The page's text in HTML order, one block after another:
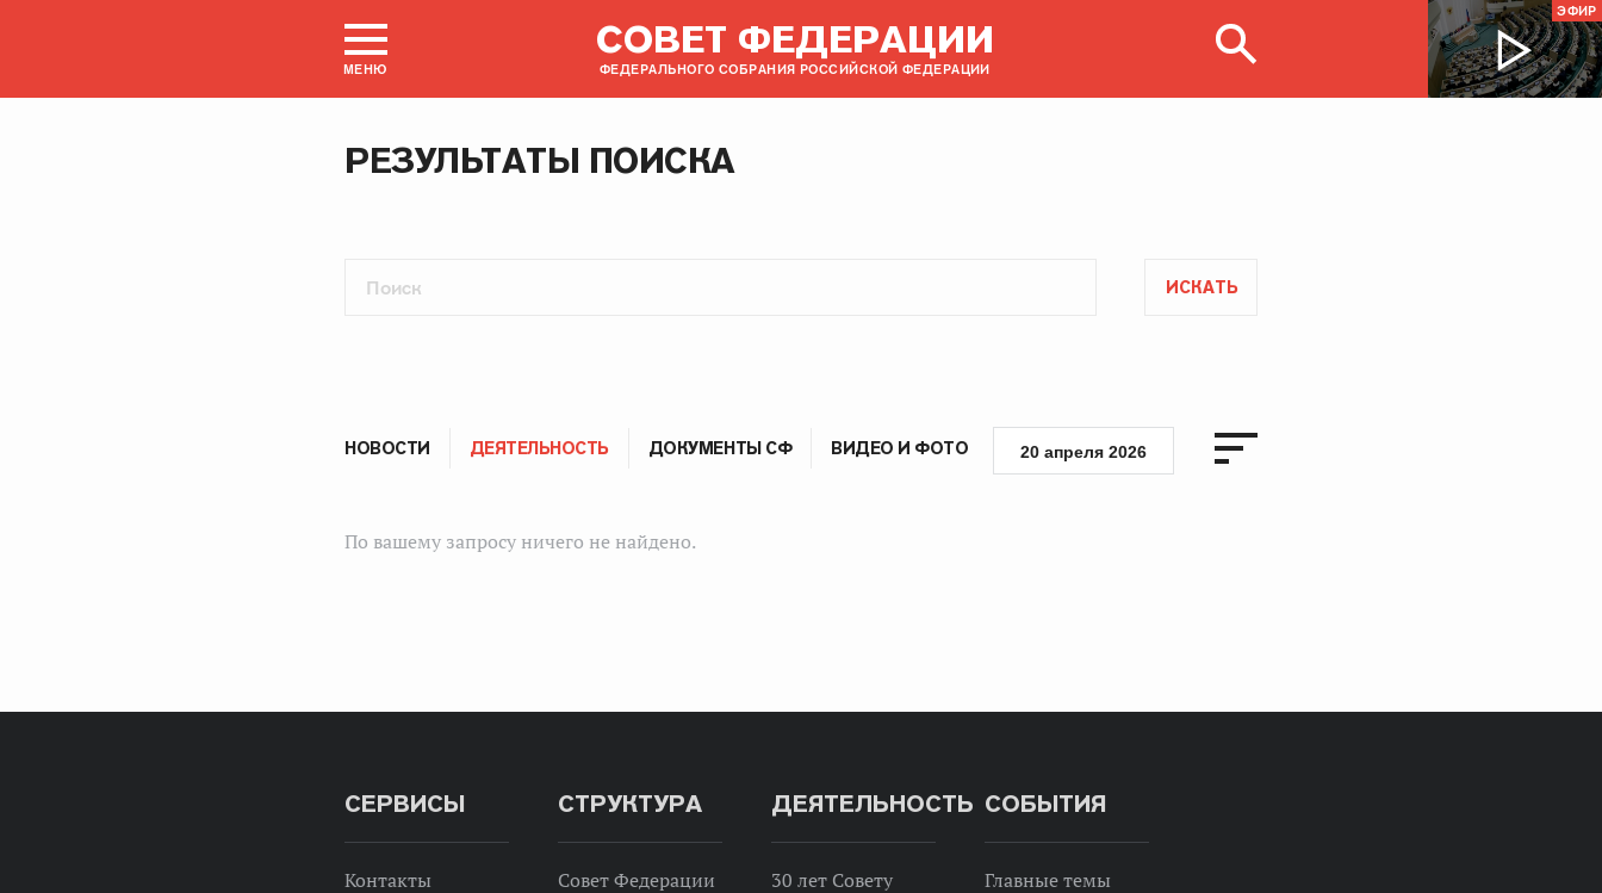
МЕНЮ
СОВЕТ ФЕДЕРАЦИИ
ФЕДЕРАЛЬНОГО СОБРАНИЯ РОССИЙСКОЙ ФЕДЕРАЦИИ
ЭФИР
РЕЗУЛЬТАТЫ ПОИСКА
ИСКАТЬ
НОВОСТИ ДЕЯТЕЛЬНОСТЬ ДОКУМЕНТЫ СФ ВИДЕО И ФОТО 20 апреля 2026
По вашему запросу ничего не найдено.
СЕРВИСЫ
Контакты
СТРУКТУРА
Совет Федерации
ДЕЯТЕЛЬНОСТЬ
30 лет Совету
СОБЫТИЯ
Главные темы